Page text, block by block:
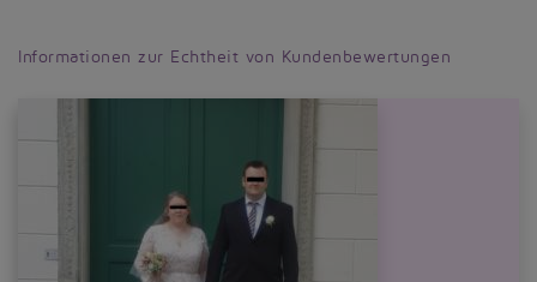
Informationen zur Echtheit von Kundenbewertungen